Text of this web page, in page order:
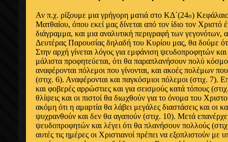
Αν π.χ. ρίξουμε μια γρήγορη ματιά στο ΚΔ΄(24ο)
Ματθαίου, όπου εκεί μας δίνεται από τον ίδιο τον Χριστό
διάγραμμα, και μια αναλυτική περιγραφή των γεγονότων,
Δευτέρας Παρουσίας δηλαδή του Κυρίου μας, θα δούμε
Στην αρχή γίνεται λόγος για εμφάνιση ψευδοπροφητών
μάλιστα προφητεύεται, ότι θα παραπλανήσουν πολύ
αναφέρονται πόλεμοι που γίνονται, και ακοές πολέμων
(στιχ. 6). Αναφέρονται και παγκόσμιοι πόλεμοι (στιχ. 7).
και φοβερές αρρώστιες και για σεισμούς κατά τόπους (
θλίψεις και οι πιστοί θα διωχθούν για το όνομα του
ακόμη ότι η αμαρτία θα λάβει μεγάλες διαστάσεις και οι
ψυχρανθούν και δεν θα αγαπούν (στιχ. 10). Μετά
ψευδοπροφητών και λέγει ότι θα πλανήσουν πολλούς (
αυτές τις ημέρες οι Χριστιανοί πρέπει να εξοπλιστούν με